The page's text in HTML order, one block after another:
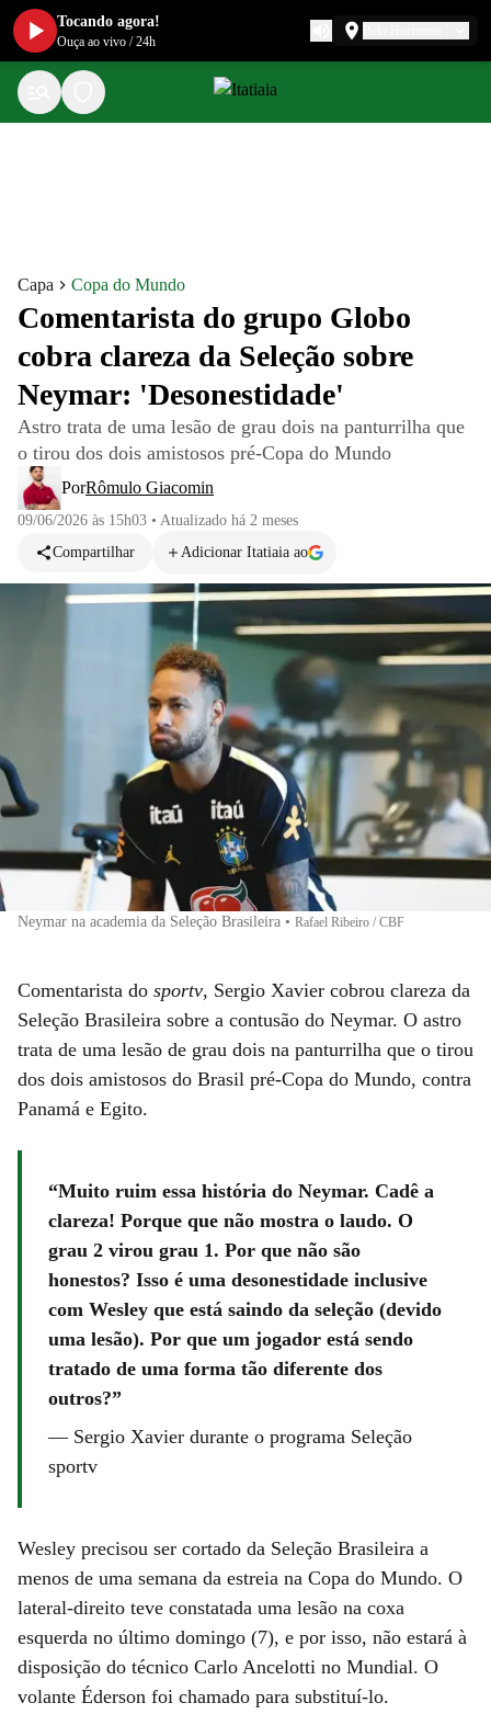
Capa Copa do Mundo
Comentarista do grupo Globo
cobra clareza da Seleção sobre
Neymar: 'Desonestidade'
Astro trata de uma lesão de grau dois na panturrilha que
o tirou dos dois amistosos pré-Copa do Mundo
PorRômulo Giacomin
09/06/2026 às 15h03 • Atualizado há 2 meses
Compartilhar
Adicionar Itatiaia ao
Neymar na academia da Seleção Brasileira • Rafael Ribeiro / CBF
Comentarista do sportv, Sergio Xavier cobrou clareza da
Seleção Brasileira sobre a contusão do Neymar. O astro
trata de uma lesão de grau dois na panturrilha que o tirou
dos dois amistosos do Brasil pré-Copa do Mundo, contra
Panamá e Egito.
Muito ruim essa história do Neymar. Cadê a
clareza! Porque que não mostra o laudo. O
grau 2 virou grau 1. Por que não são
honestos? Isso é uma desonestidade inclusive
com Wesley que está saindo da seleção (devido
uma lesão). Por que um jogador está sendo
tratado de uma forma tão diferente dos
outros?
— Sergio Xavier durante o programa Seleção
sportv
Wesley precisou ser cortado da Seleção Brasileira a
menos de uma semana da estreia na Copa do Mundo. O
lateral-direito teve constatada uma lesão na coxa
esquerda no último domingo (7), e por isso, não estará à
disposição do técnico Carlo Ancelotti no Mundial. O
volante Éderson foi chamado para substituí-lo.
Tocando agora!
Ouça ao vivo /24h